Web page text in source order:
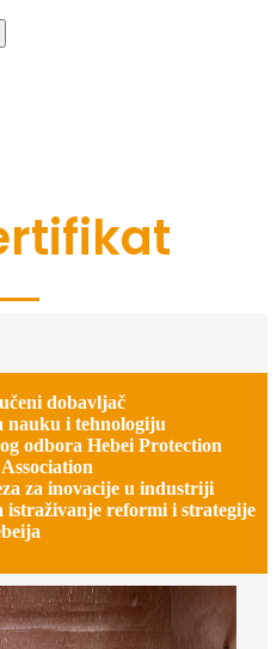
dobavljač
nauku i tehnologiju
odbora Hebei Protection
za inovacije u industriji
reformi i strategije